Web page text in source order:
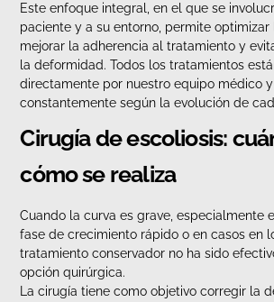
Este enfoque integral, en el que se
paciente y a su entorno, permite optimizar
mejorar la adherencia al tratamiento y
la deformidad. Todos los tratamientos
directamente por nuestro equipo médico
constantemente según la evolución de
Cirugía de escoliosis:
cómo se realiza
Cuando la curva es grave, especialmente
fase de crecimiento rápido o en casos en
tratamiento conservador no ha sido
opción quirúrgica.
La cirugía tiene como objetivo corregir la